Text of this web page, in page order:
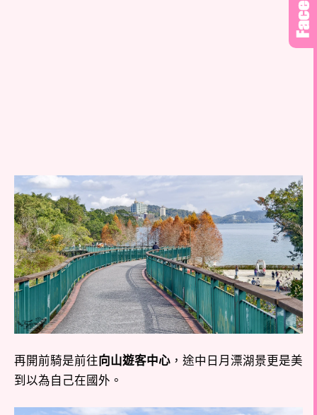
再開前騎是前往向山遊客中心 ，途中日月漂湖景更是美
到以為自己在國外。